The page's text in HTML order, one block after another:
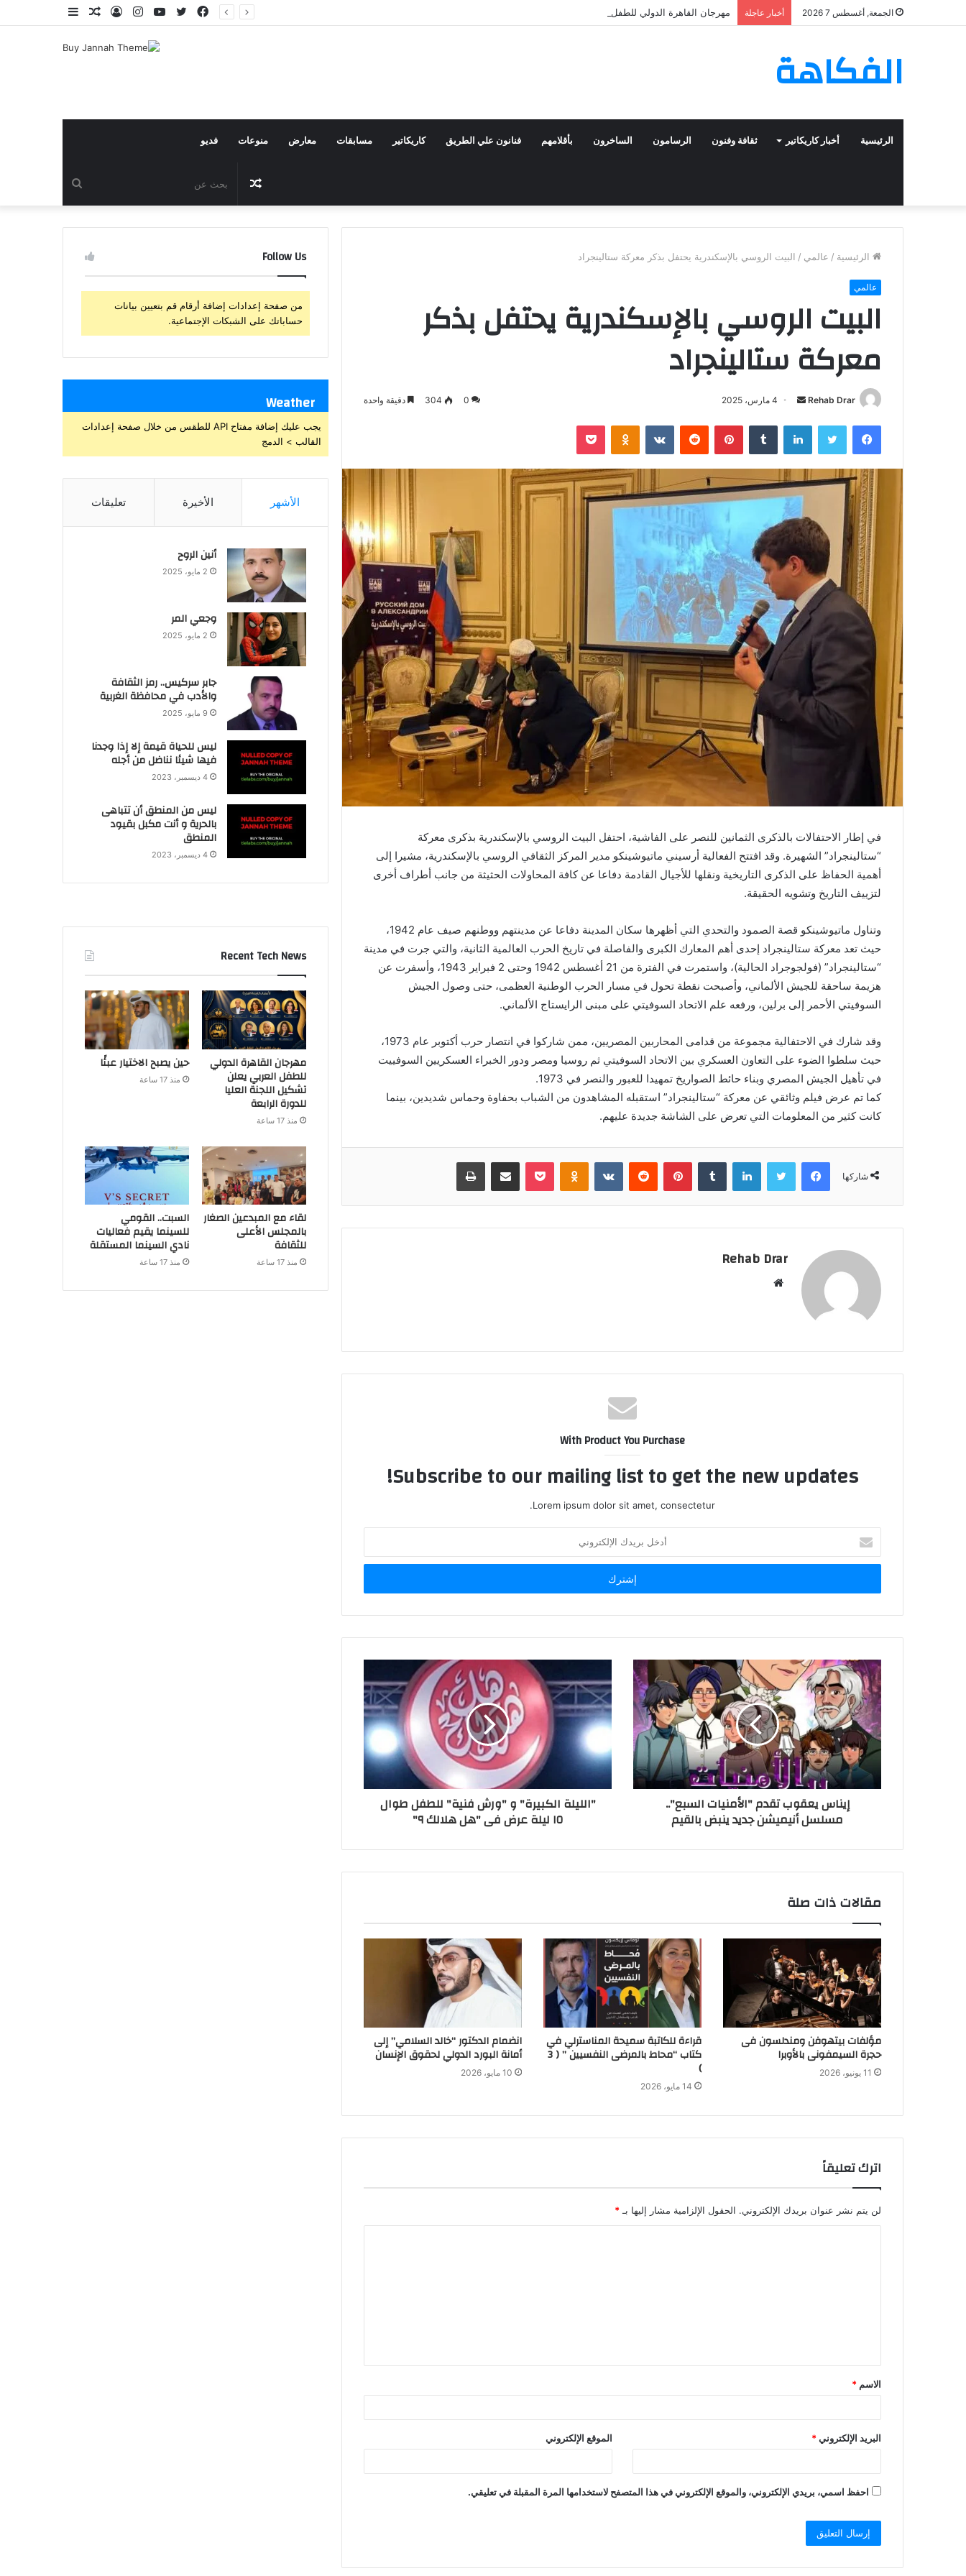
الجمعة, أغسطس 7 2026 أخبار عاجلة مهرجان القاهرة الدولي للطفل العربي يعلن تشكيل اللجنة العليا للدورة الرابعة
مقال تسجيل
انستقرام يوتيوب تويتر
فيسبوك
الفكاهة
الرئيسية أخبار كاريكاتير ثقافة وفنون الرسامون الساخرون بأقلامهم فنانون علي الطريق كاريكاتير مسابقات معارض منوعات فديو
عن
مقال
عشوائي
الرئيسية / عالمي / البيت الروسي بالإسكندرية يحتفل بذكر معركة ستالينجراد
عالمي
البيت الروسي بالإسكندرية يحتفل بذكر
معركة ستالينجراد
Rehab Drar
س
ل
ب
ر
د
ا
إ
ل
ت
ر
و
ا
4 مارس، 2025 0
304 دقيقة واحدة
فيسبوك لينكدإن بينتيريست
في إطار الاحتفالات بالذكرى الثمانين للنصر على الفاشية، احتفل البيت الروسي بالإسكندرية بذكرى معركة
“ستالينجراد” الشهيرة. وقد افتتح الفعالية أرسيني ماتيوشينكو مدير المركز الثقافي الروسي بالإسكندرية، مشيرا إلى
أهمية الحفاظ على الذكرى التاريخية ونقلها للأجيال القادمة دفاعا عن كافة المحاولات الحثيثة من جانب أطراف أخرى
لتزييف التاريخ وتشويه الحقيقة.
وتناول ماتيوشينكو قصة الصمود والتحدي التي أظهرها سكان المدينة دفاعا عن مدينتهم ووطنهم صيف عام 1942،
حيث تعد معركة ستالينجراد إحدى أهم المعارك الكبرى والفاصلة في تاريخ الحرب العالمية الثانية، والتي جرت في مدينة
“ستالينجراد” (فولجوجراد الحالية)، واستمرت في الفترة من 21 أغسطس 1942 وحتى 2 فبراير 1943، وأسفرت عن
هزيمة ساحقة للجيش الألماني، وأصبحت نقطة تحول في مسار الحرب الوطنية العظمى، حتى وصول الجيش
السوفيتي الأحمر إلى برلين، ورفعه علم الاتحاد السوفيتي على مبنى الرايستاج الألماني.
وقد شارك في الاحتفالية مجموعة من قدامى المحاربين المصريين، ممن شاركوا في انتصار حرب أكتوبر عام 1973،
حيث سلطوا الضوء على التعاون العسكري بين الاتحاد السوفيتي ثم روسيا ومصر ودور الخبراء العسكريين السوفييت
في تأهيل الجيش المصري وبناء حائط الصواريخ تمهيدا للعبور والنصر في 1973.
كما تم عرض فيلم وثائقي عن معركة “ستالينجراد” استقبله المشاهدون من الشباب بحفاوة وحماس شديدين، بينما
كانت كثير من المعلومات التي تعرض على الشاشة جديدة عليهم.
شاركها
فيسبوك لينكدإن بينتيريست بوكيت
Rehab Drar
ا
With Product You Purchase
Subscribe to our mailing list to get the new updates!
Lorem ipsum dolor sit amet, consectetur.
خ
ب
د
ا
ل
إ
ل
ك
ت
ن
إيناس يعقوب تقدم "الأمنيات السبع"..
مسلسل أنيميشن جديد ينبض بالقيم
"الليلة الكبيرة" و "ورش فنية" للطفل طوال
١٥ ليلة عرض فى "هل هلالك ٩"
مقالات ذات صلة
مؤلفات بيتهوفن ومندلسون فى
حجرة السيمفونى بالأوبرا
11 يونيو، 2026
قراءة للكاتبة سميحة المناسترلي في
كتاب “محاط بالمرضى النفسيين ” ( 3
)
14 مايو، 2026
انضمام الدكتور “خالد السلامي” إلى
أمانة البورد الدولي لحقوق الإنسان
10 مايو، 2026
اترك تعليقاً
لن يتم نشر عنوان بريدك الإلكتروني. الحقول الإلزامية مشار إليها بـ*
الاسم *
البريد الإلكتروني* الموقع الإلكتروني
احفظ اسمي، بريدي الإلكتروني، والموقع الإلكتروني في هذا المتصفح لاستخدامها المرة المقبلة في تعليقي.
Follow Us
من صفحة إعدادات إضافة أرقام قم بتعيين بيانات
حساباتك على الشبكات الإجتماعية.
Weather
يجب عليك إضافة مفتاح API للطقس من خلال صفحة إعدادات
القالب > الدمج
الأشهر الأخيرة تعليقات
أنين الروح
2 مايو، 2025
وجعي المر
2 مايو، 2025
جابر سركيس.. رمز الثقافة
والأدب في محافظة الغربية
9 مايو، 2025
ليس للحياة قيمة إلا إذا وجدنا
فيها شيئا نناضل من أجله
4 ديسمبر، 2023
ليس من المنطق أن تتباهى
بالحرية و أنت مكبل بقيود
المنطق
4 ديسمبر، 2023
Recent Tech News
مهرجان القاهرة الدولي
للطفل العربي يعلن
تشكيل اللجنة العليا
للدورة الرابعة
منذ 17 ساعة
حين يصبح الاختيار عبئًا
منذ 17 ساعة
لقاء مع المبدعين الصغار
بالمجلس الأعلى
للثقافة
منذ 17 ساعة
السبت.. القومي
للسينما يقيم فعاليات
نادي السينما المستقلة
منذ 17 ساعة